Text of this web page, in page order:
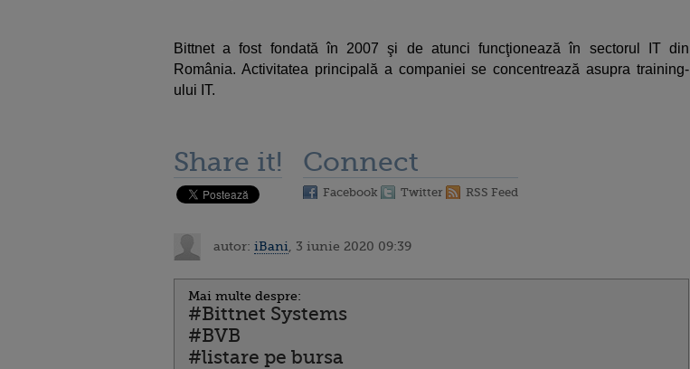
Bittnet a fost fondată în 2007 şi de atunci funcţionează în sectorul IT din
România. Activitatea principală a companiei se concentrează asupra training-
ului IT.
Share it! Connect
Facebook Twitter RSS Feed
autor: iBani , 3 iunie 2020 09:39
Mai multe despre:
#Bittnet Systems
#BVB
#listare pe bursa